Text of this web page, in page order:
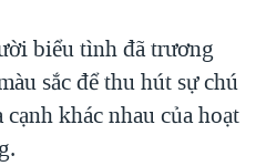
biểu tình đã trương
sắc để thu hút sự chú
khác nhau của hoạt